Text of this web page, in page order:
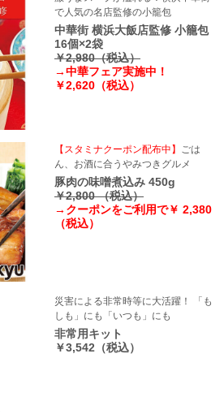
で人気の名店監修の小籠包
中華街 横浜大飯店監修 小籠包
16個×2袋
￥2,980（税込）
→中華フェア実施中！
￥2,620（税込）
【スタミナクーポン配布中】
ごは
ん、お酒に合うやみつきグルメ
豚肉の味噌煮込み 450g
￥2,800 （税込）
→クーポンをご利用で￥ 2,380
（税込）
災害による非常時等に大活躍！ 「も
しも」にも「いつも」にも
非常用キット
￥3,542（税込）